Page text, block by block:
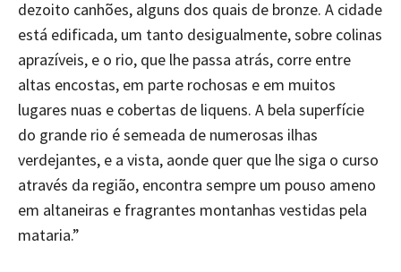
dezoito canhões, alguns dos quais de bronze. A cidade
está edificada, um tanto desigualmente, sobre colinas
aprazíveis, e o rio, que lhe passa atrás, corre entre
altas encostas, em parte rochosas e em muitos
lugares nuas e cobertas de liquens. A bela superfície
do grande rio é semeada de numerosas ilhas
verdejantes, e a vista, aonde quer que lhe siga o curso
através da região, encontra sempre um pouso ameno
em altaneiras e fragrantes montanhas vestidas pela
mataria.”